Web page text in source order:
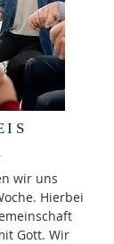
wir uns
Hierbei
Gott. Wir